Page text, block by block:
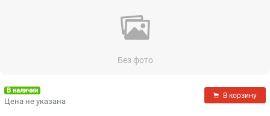
Без фото
В наличии
Цена не указана
В корзину